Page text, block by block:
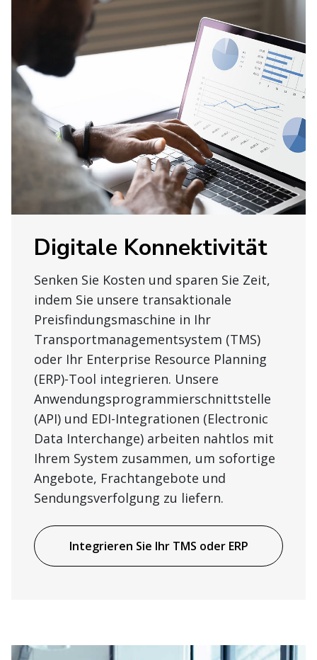
Digitale Konnektivität
Senken Sie Kosten und sparen Sie Zeit,
indem Sie unsere transaktionale
Preisfindungsmaschine in Ihr
Transportmanagementsystem (TMS)
oder Ihr Enterprise Resource Planning
(ERP)-Tool integrieren. Unsere
Anwendungsprogrammierschnittstelle
(API) und EDI-Integrationen (Electronic
Data Interchange) arbeiten nahtlos mit
Ihrem System zusammen, um sofortige
Angebote, Frachtangebote und
Sendungsverfolgung zu liefern.
Integrieren Sie Ihr TMS oder ERP